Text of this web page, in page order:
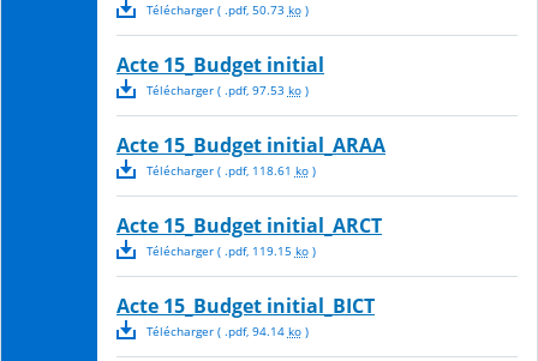
Télécharger( .pdf, 50.73 ko)
Acte 15_Budget initial
Télécharger( .pdf, 97.53 ko)
Acte 15_Budget initial_ARAA
Télécharger( .pdf, 118.61 ko)
Acte 15_Budget initial_ARCT
Télécharger( .pdf, 119.15 ko)
Acte 15_Budget initial_BICT
Télécharger( .pdf, 94.14 ko)